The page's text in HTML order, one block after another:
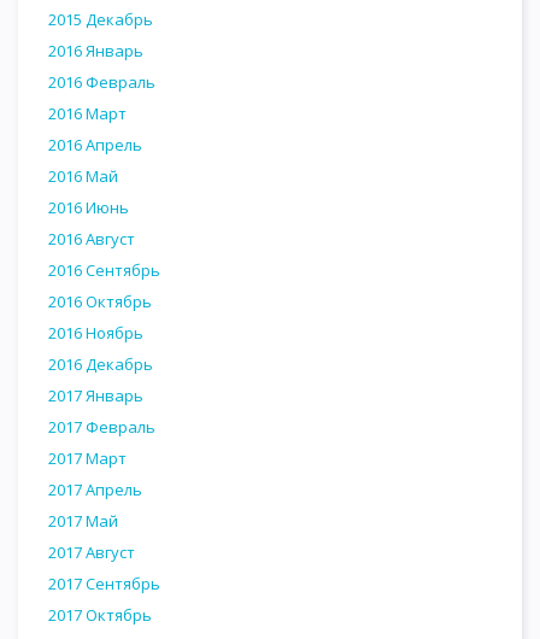
2015 Декабрь
2016 Январь
2016 Февраль
2016 Март
2016 Апрель
2016 Май
2016 Июнь
2016 Август
2016 Сентябрь
2016 Октябрь
2016 Ноябрь
2016 Декабрь
2017 Январь
2017 Февраль
2017 Март
2017 Апрель
2017 Май
2017 Август
2017 Сентябрь
2017 Октябрь